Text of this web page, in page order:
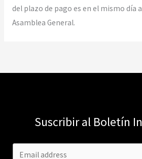
del plazo de pago es en el mismo día
Asamblea General.
Suscribir al Boletín